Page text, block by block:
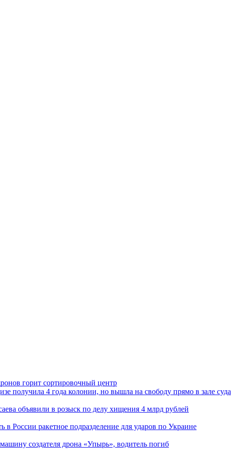
горит сортировочный центр
получила 4 года колонии, но вышла на свободу прямо в зале суда
объявили в розыск по делу хищения 4 млрд рублей
России ракетное подразделение для ударов по Украине
создателя дрона «Упырь», водитель погиб